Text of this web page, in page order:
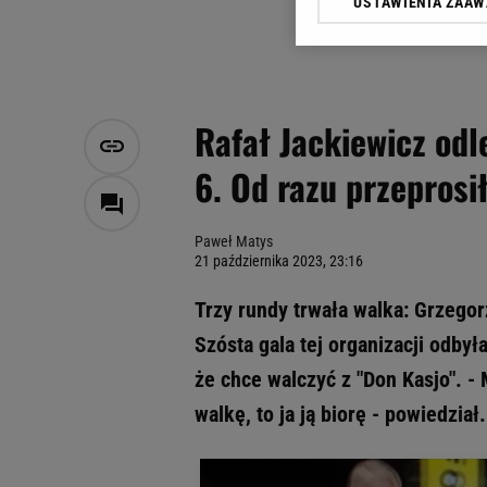
Rafał Jackiewicz
6. Od razu
Paweł Matys
21 października 2023, 23:16
Trzy rundy trwała walka:
Szósta gala tej organizacji
że chce walczyć z "Don Kasjo".
walkę, to ja ją biorę - powiedział.
Klikając „Akceptuję”
Zaufanych Partnerów i
My, nasi Zaufani
Przechowywanie